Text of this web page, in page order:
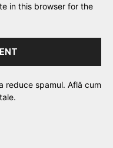
in this browser for the
reduce spamul. Află cum
.